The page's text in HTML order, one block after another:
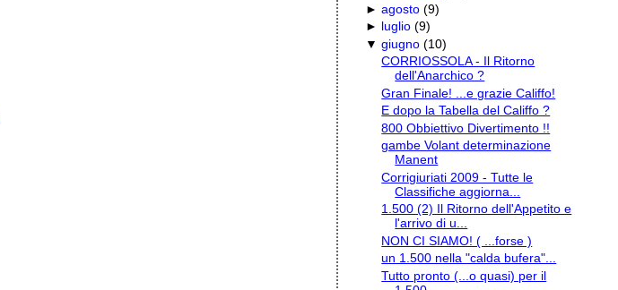
►agosto (9)
► luglio (9)
▼giugno (10)
CORRIOSSOLA - Il Ritorno
dell'Anarchico ?
Gran Finale! ...e grazie Califfo!
E dopo la Tabella del Califfo ?
800 Obbiettivo Divertimento !!
gambe Volant determinazione
Manent
Corrigiuriati 2009 - Tutte le
Classifiche aggiorna...
1.500 (2) Il Ritorno dell'Appetito e
l'arrivo di u...
NON CI SIAMO! ( ...forse )
un 1.500 nella "calda bufera"...
Tutto pronto (...o quasi) per il